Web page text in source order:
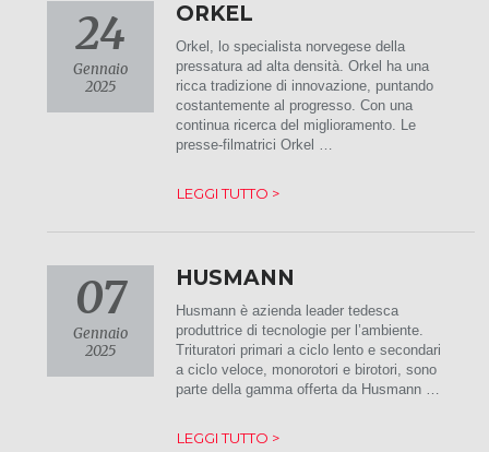
24
Gennaio
2025
ORKEL
Orkel, lo specialista norvegese della
pressatura ad alta densità. Orkel ha una
ricca tradizione di innovazione, puntando
costantemente al progresso. Con una
continua ricerca del miglioramento. Le
presse-filmatrici Orkel …
LEGGI TUTTO >
07
Gennaio
2025
HUSMANN
Husmann è azienda leader tedesca
produttrice di tecnologie per l’ambiente.
Trituratori primari a ciclo lento e secondari
a ciclo veloce, monorotori e birotori, sono
parte della gamma offerta da Husmann …
LEGGI TUTTO >